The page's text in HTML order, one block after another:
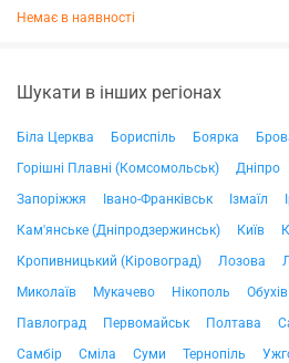
Немає в наявності
Шукати в інших регіонах
Біла Церква Бориспіль Боярка
Горішні Плавні (Комсомольськ)
Дніпро
Запоріжжя
Івано-Франківськ Ізмаїл
Кам'янське (Дніпродзержинськ)
Київ
Кропивницький (Кіровоград)
Лозова
Миколаїв
Мукачево Нікополь Обухів
Павлоград
Первомайськ Полтава
Самбір
Сміла Суми Тернопіль